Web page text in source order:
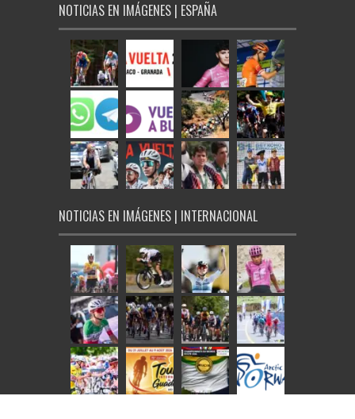
NOTICIAS EN IMÁGENES | ESPAÑA
NOTICIAS EN IMÁGENES | INTERNACIONAL